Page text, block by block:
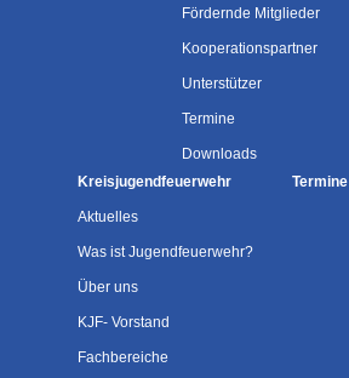
Fördernde Mitglieder
Kooperationspartner
Unterstützer
Termine
Downloads
Kreisjugendfeuerwehr
Aktuelles
Was ist Jugendfeuerwehr?
Über uns
KJF- Vorstand
Fachbereiche
Termine